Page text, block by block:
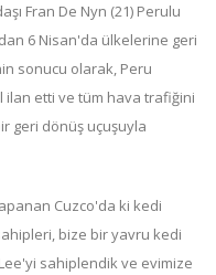
Fran De Nyn (21) Perulu
6 Nisan'da ülkelerine geri
sonucu olarak, Peru
etti ve tüm hava trafiğini
geri dönüş uçuşuyla
Cuzco'da ki kedi
bize bir yavru kedi
sahiplendik ve evimize